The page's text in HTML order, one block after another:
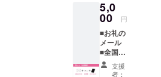
ん。
(注)誰の
サイン
かは選
べませ
ん。
5,0
00 円
︎︎︎︎■お礼の
メール
︎︎︎︎■全国共
通前売
券(自筆
支援
者：